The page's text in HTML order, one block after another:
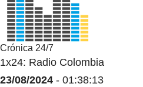
Crónica 24/7
1x24: Radio Colombia
23/08/2024 - 01:38:13